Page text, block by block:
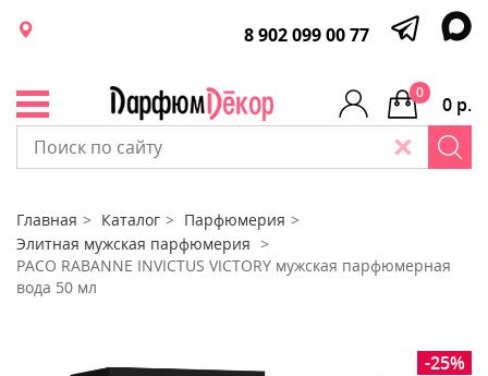
8 902 099 00 77
0 р.
0
Главная Каталог
Парфюмерия
Элитная мужская парфюмерия
PACO RABANNE INVICTUS VICTORY мужская парфюмерная
вода 50 мл
-25%